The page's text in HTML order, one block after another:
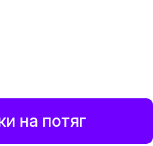
на потяг